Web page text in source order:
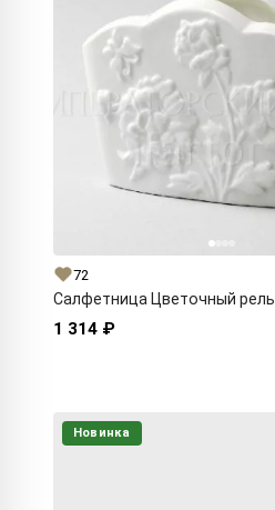
72
Салфетница Цветочный
1 314 ₽
Новинка